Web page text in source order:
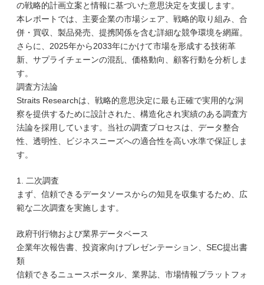
の戦略的計画立案と情報に基づいた意思決定を支援します。
本レポートでは、主要企業の市場シェア、戦略的取り組み、合
併・買収、製品発売、提携関係を含む詳細な競争環境を網羅。
さらに、2025年から2033年にかけて市場を形成する技術革
新、サプライチェーンの混乱、価格動向、顧客行動を分析しま
す。
調査方法論
Straits Researchは、戦略的意思決定に最も正確で実用的な洞
察を提供するために設計された、構造化され実績のある調査方
法論を採用しています。当社の調査プロセスは、データ整合
性、透明性、ビジネスニーズへの適合性を高い水準で保証しま
す。
1. 二次調査
まず、信頼できるデータソースからの知見を収集するため、広
範な二次調査を実施します。
政府刊行物および業界データベース
企業年次報告書、投資家向けプレゼンテーション、SEC提出書
類
信頼できるニュースポータル、業界誌、市場情報プラットフォ